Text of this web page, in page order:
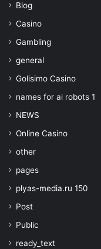
Blog
Casino
Gambling
general
Golisimo Casino
names for ai robots 1
NEWS
Online Casino
other
pages
plyas-media.ru 150
Post
Public
ready_text